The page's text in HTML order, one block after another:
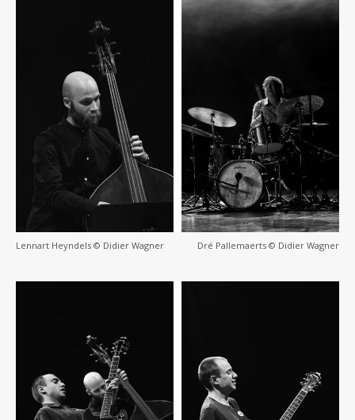
Lennart Heyndels © Didier Wagner Dré Pallemaerts © Didier Wagner